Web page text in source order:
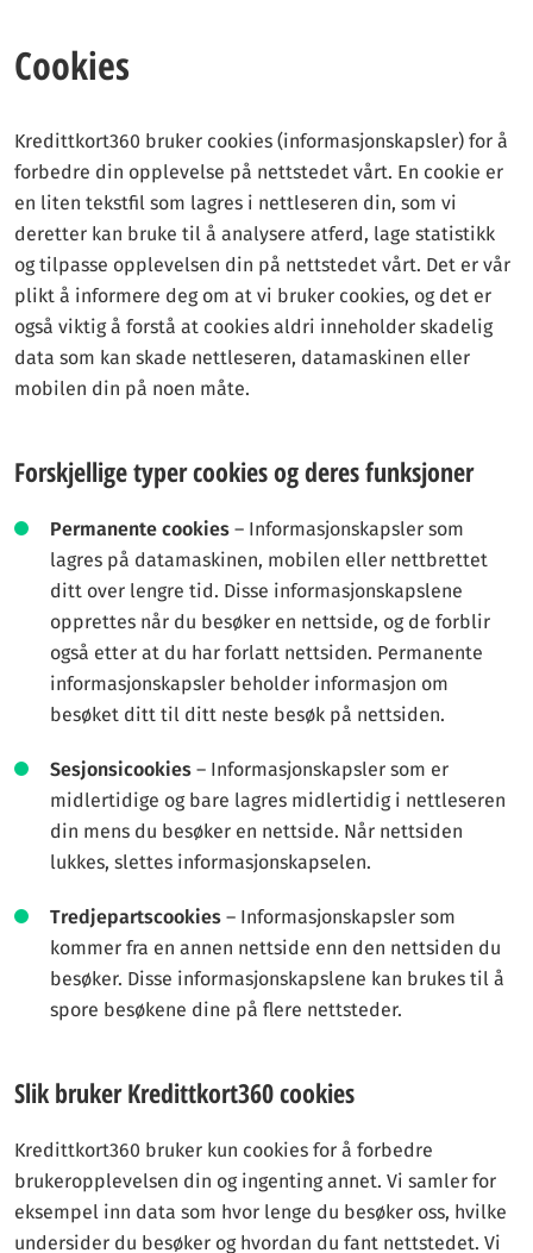
Cookies
Kredittkort360 bruker cookies (informasjonskapsler) for å
forbedre din opplevelse på nettstedet vårt. En cookie er
en liten tekstfil som lagres i nettleseren din, som vi
deretter kan bruke til å analysere atferd, lage statistikk
og tilpasse opplevelsen din på nettstedet vårt. Det er vår
plikt å informere deg om at vi bruker cookies, og det er
også viktig å forstå at cookies aldri inneholder skadelig
data som kan skade nettleseren, datamaskinen eller
mobilen din på noen måte.
Forskjellige typer cookies og deres funksjoner
Permanente cookies – Informasjonskapsler som
lagres på datamaskinen, mobilen eller nettbrettet
ditt over lengre tid. Disse informasjonskapslene
opprettes når du besøker en nettside, og de forblir
også etter at du har forlatt nettsiden. Permanente
informasjonskapsler beholder informasjon om
besøket ditt til ditt neste besøk på nettsiden.
Sesjonsicookies – Informasjonskapsler som er
midlertidige og bare lagres midlertidig i nettleseren
din mens du besøker en nettside. Når nettsiden
lukkes, slettes informasjonskapselen.
Tredjepartscookies – Informasjonskapsler som
kommer fra en annen nettside enn den nettsiden du
besøker. Disse informasjonskapslene kan brukes til å
spore besøkene dine på flere nettsteder.
Slik bruker Kredittkort360 cookies
Kredittkort360 bruker kun cookies for å forbedre
brukeropplevelsen din og ingenting annet. Vi samler for
eksempel inn data som hvor lenge du besøker oss, hvilke
undersider du besøker og hvordan du fant nettstedet. Vi